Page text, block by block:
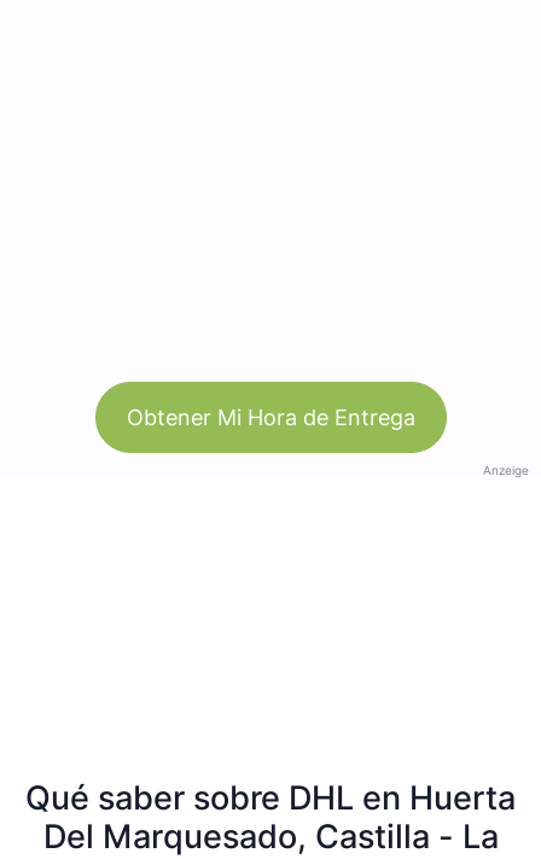
Obtener Mi Hora de Entrega
Anzeige
Qué saber sobre DHL en Huerta
Del Marquesado, Castilla - La